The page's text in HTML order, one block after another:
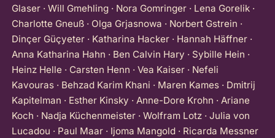
Glaser · Will Gmehling · Nora Gomringer · Lena Gorelik ·
Charlotte Gneuß · Olga Grjasnowa · Norbert Gstrein ·
Dinçer Güçyeter · Katharina Hacker · Hannah Häffner ·
Anna Katharina Hahn · Ben Calvin Hary · Sybille Hein ·
Heinz Helle · Carsten Henn · Vea Kaiser · Nefeli
Kavouras · Behzad Karim Khani · Maren Kames · Dmitrij
Kapitelman · Esther Kinsky · Anne-Dore Krohn · Ariane
Koch · Nadja Küchenmeister · Wolfram Lotz · Julia von
Lucadou · Paul Maar · Ijoma Mangold · Ricarda Messner